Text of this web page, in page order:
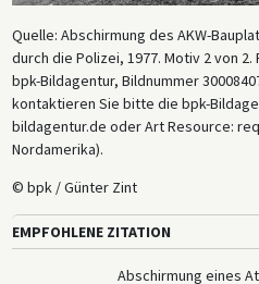
Quelle: Abschirmung des AKW-
durch die Polizei, 1977. Motiv 2 von 2.
bpk-Bildagentur, Bildnummer
kontaktieren Sie bitte die bpk-
bildagentur.de oder Art Resource:
Nordamerika).
© bpk / Günter Zint
EMPFOHLENE ZITATION
Abschirmung eines